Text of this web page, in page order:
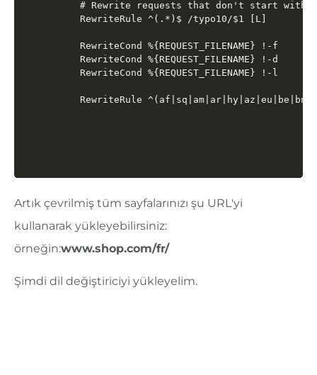
# Rewrite requests that don't start with
    RewriteRule ^(.*)$ /typo10/$1 [L]
    RewriteCond %{REQUEST_FILENAME} !-f
    RewriteCond %{REQUEST_FILENAME} !-d
    RewriteCond %{REQUEST_FILENAME} !-l
Artık çevrilmiş tüm sayfalarınızı şu URL'yi
kullanarak yükleyebilirsiniz:
örneğin:www.shop.com/fr/
Şimdi dil değiştiriciyi yükleyelim.